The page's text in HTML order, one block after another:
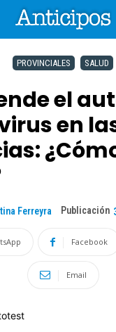
PROVINCIALES SALUD
el
en
Ferreyra Publicación
Facebook
Email